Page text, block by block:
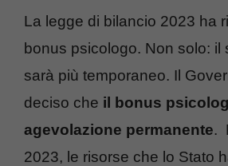
La legge di bilancio 2023 ha
bonus psicologo. Non solo: il
sarà più temporaneo. Il
deciso che il bonus
agevolazione permanente.
2023, le risorse che lo Stato